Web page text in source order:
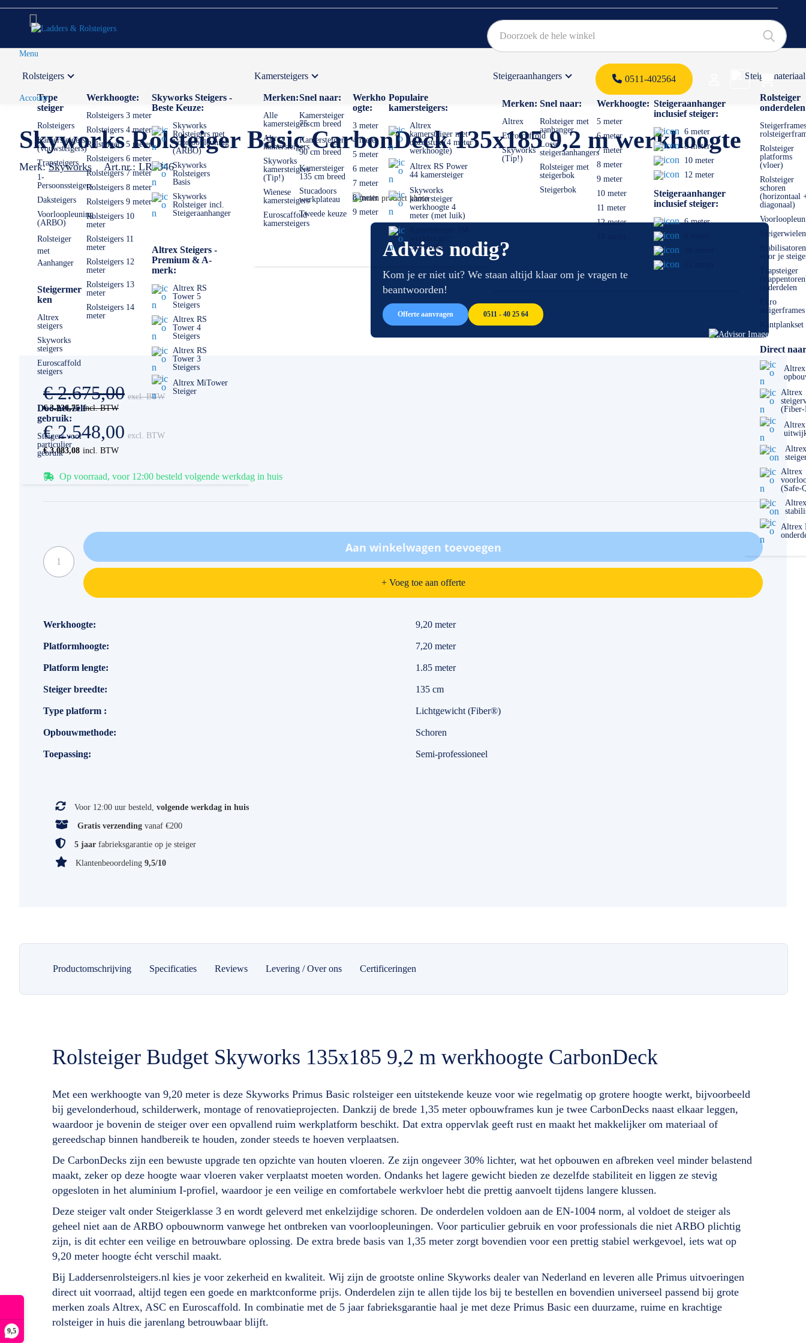
9,5
0511-402564
Menu
Rolsteigers
Type
steiger
Rolsteigers
Kamersteigers
(vouwsteigers)
Trapsteigers
1-
Persoonssteigers
Daksteigers
Voorloopleuning
(ARBO)
Rolsteiger
met
Aanhanger
Steigermer
ken
Altrex
steigers
Skyworks
steigers
Euroscaffold
steigers
Doe-het-zelf
gebruik:
Steigers voor
particulier
gebruik
Werkhoogte:
Rolsteigers 3 meter
Rolsteigers 4 meter
Rolsteigers 5 meter
Rolsteigers 6 meter
Rolsteigers 7 meter
Rolsteigers 8 meter
Rolsteigers 9 meter
Rolsteigers 10
meter
Rolsteigers 11
meter
Rolsteigers 12
meter
Rolsteigers 13
meter
Rolsteigers 14
meter
Skyworks Steigers -
Beste Keuze:
Skyworks
Rolsteigers met
Voorloopleuning
(ARBO)
Skyworks
Rolsteigers
Basis
Skyworks
Rolsteiger incl.
Steigeraanhanger
Altrex Steigers -
Premium & A-
merk:
Altrex RS
Tower 5
Steigers
Altrex RS
Tower 4
Steigers
Altrex RS
Tower 3
Steigers
Altrex MiTower
Steiger
Kamersteigers
Merken:
Alle
kamersteigers
Altrex
kamersteigers
Skyworks
kamersteigers
(Tip!)
Wienese
kamersteigers
Euroscaffold
kamersteigers
Snel naar:
Kamersteiger
75 cm breed
Kamersteiger
90 cm breed
Kamersteiger
135 cm breed
Stucadoors
werkplateau
Tweede keuze
Werkho
ogte:
3 meter
4 meter
5 meter
6 meter
7 meter
8 meter
9 meter
Populaire
kamersteigers:
Altrex
kamersteiger met
opzetstuk (4 meter
werkhoogte)
Altrex RS Power
44 kamersteiger
Skyworks
kamersteiger
werkhoogte 4
meter (met luik)
Skyworks
Steigeraanhangers
Merken:
Altrex
Euroscaffold
Skyworks
(Tip!)
Snel naar:
Rolsteiger met
aanhanger
Losse
steigeraanhangers
Rolsteiger met
steigerbok
Steigerbok
Werkhoogte:
5 meter
6 meter
7 meter
8 meter
9 meter
10 meter
11 meter
12 meter
Steigeraanhanger
inclusief steiger:
6 meter
8 meter
10 meter
12 meter
Steigeraanhanger
inclusief steiger:
6 meter
Steigermateriaal
Rolsteiger
Rolsteiger
platforms
(vloer)
Rolsteiger
schoren
(horizontaal
diagonaal)
Steigerwielen
Stabilisatoren
voor je
Trapsteiger
onderdelen
Euro
steigerframes
Kantplankset
Direct
Altrex
Altrex
Altrex
Altrex
Altrex
(Safe-
Altrex
Altrex
Account
Skyworks Rolsteiger Basic CarbonDeck 135x185 9,2 m werkhoogte
Merk: Skyworks Art.nr.: LR5346
Ga
naar
afbeeldingen-
Ga
Advies nodig?
Kom je er niet uit? We staan altijd klaar om je vragen te
beantwoorden!
Offerte aanvragen 0511 - 40 25 64
€ 3.236,75
€ 2.675,00
€ 3.083,08
€ 2.548,00
Op voorraad, voor 12:00 besteld volgende werkdag in huis
Aan winkelwagen toevoegen
+ Voeg toe aan offerte
Specificaties
Werkhoogte 9,20 meter
Platformhoogte 7,20 meter
Platform lengte 1.85 meter
Steiger breedte 135 cm
Type platform Lichtgewicht (Fiber®)
Opbouwmethode Schoren
Toepassing Semi-professioneel
Voor 12:00 uur besteld, volgende werkdag in huis
Gratis verzending vanaf €200
5 jaar fabrieksgarantie op je steiger
Klantenbeoordeling 9,5/10
Productomschrijving Specificaties Reviews Levering / Over ons Certificeringen
Rolsteiger Budget Skyworks 135x185 9,2 m werkhoogte CarbonDeck
Met een werkhoogte van 9,20 meter is deze Skyworks Primus Basic rolsteiger een uitstekende keuze voor wie regelmatig op grotere hoogte werkt, bijvoorbeeld
bij gevelonderhoud, schilderwerk, montage of renovatieprojecten. Dankzij de brede 1,35 meter opbouwframes kun je twee CarbonDecks naast elkaar leggen,
waardoor je bovenin de steiger over een opvallend ruim werkplatform beschikt. Dat extra oppervlak geeft rust en maakt het makkelijker om materiaal of
gereedschap binnen handbereik te houden, zonder steeds te hoeven verplaatsen.
De CarbonDecks zijn een bewuste upgrade ten opzichte van houten vloeren. Ze zijn ongeveer 30% lichter, wat het opbouwen en afbreken veel minder belastend
maakt, zeker op deze hoogte waar vloeren vaker verplaatst moeten worden. Ondanks het lagere gewicht bieden ze dezelfde stabiliteit en liggen ze stevig
opgesloten in het aluminium I-profiel, waardoor je een veilige en comfortabele werkvloer hebt die prettig aanvoelt tijdens langere klussen.
Deze steiger valt onder Steigerklasse 3 en wordt geleverd met enkelzijdige schoren. De onderdelen voldoen aan de EN-1004 norm, al voldoet de steiger als
geheel niet aan de ARBO opbouwnorm vanwege het ontbreken van voorloopleuningen. Voor particulier gebruik en voor professionals die niet ARBO plichtig
zijn, is dit echter een veilige en betrouwbare oplossing. De extra brede basis van 1,35 meter zorgt bovendien voor een prettig stabiel werkgevoel, iets wat op
9,20 meter hoogte écht verschil maakt.
Bij Laddersenrolsteigers.nl kies je voor zekerheid en kwaliteit. Wij zijn de grootste online Skyworks dealer van Nederland en leveren alle Primus uitvoeringen
direct uit voorraad, altijd tegen een goede en marktconforme prijs. Onderdelen zijn te allen tijde los bij te bestellen en bovendien universeel passend bij grote
merken zoals Altrex, ASC en Euroscaffold. In combinatie met de 5 jaar fabrieksgarantie haal je met deze Primus Basic een duurzame, ruime en krachtige
rolsteiger in huis die jarenlang betrouwbaar blijft.